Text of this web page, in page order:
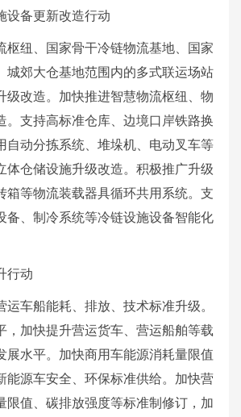
设备更新改造行动
枢纽、国家骨干冷链物流基地、国家
城郊大仓基地范围内的多式联运场站
级改造。加快推进智慧物流枢纽、物
。支持高标准仓库、边境口岸铁路换
自动分拣系统、堆垛机、电动叉车等
体仓储设施升级改造。积极推广升级
箱等物流装载器具循环共用系统。支
备、制冷系统等冷链设施设备智能化
行动
运车船能耗、排放、技术标准升级。
，加快提升营运货车、营运船舶等载
展水平。加快商用车能源消耗量限值
能源车安全、环保标准供给。加快营
限值、碳排放强度等标准制修订，加